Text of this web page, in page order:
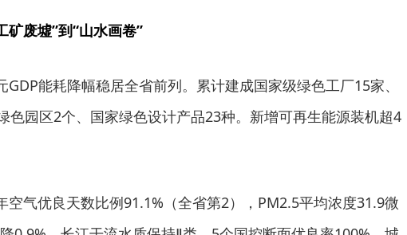
废墟”到“山水画卷”
GDP能耗降幅稳居全省前列。累计建成国家级绿色工厂15家、
色园区2个、国家绿色设计产品23种。新增可再生能源装机超4
空气优良天数比例91.1%（全省第2），PM2.5平均浓度31.9微